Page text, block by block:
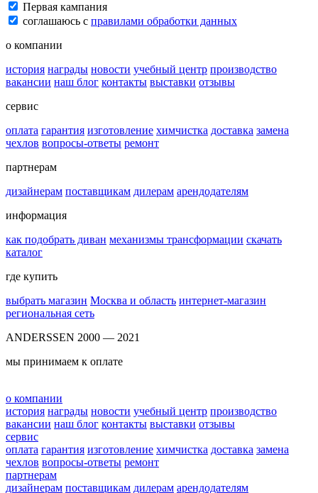
Первая кампания
соглашаюсь с правилами обработки данных
о компании
история награды новости учебный центр производство
вакансии наш блог контакты выставки отзывы
сервис
оплата гарантия изготовление химчистка доставка замена
чехлов вопросы-ответы ремонт
партнерам
дизайнерам поставщикам дилерам арендодателям
информация
как подобрать диван механизмы трансформации скачать
каталог
где купить
выбрать магазин Москва и область интернет-магазин
региональная сеть
ANDERSSEN 2000 — 2021
мы принимаем к оплате
о компании
история награды новости учебный центр производство
вакансии наш блог контакты выставки отзывы
сервис
оплата гарантия изготовление химчистка доставка замена
чехлов вопросы-ответы ремонт
партнерам
дизайнерам поставщикам дилерам арендодателям